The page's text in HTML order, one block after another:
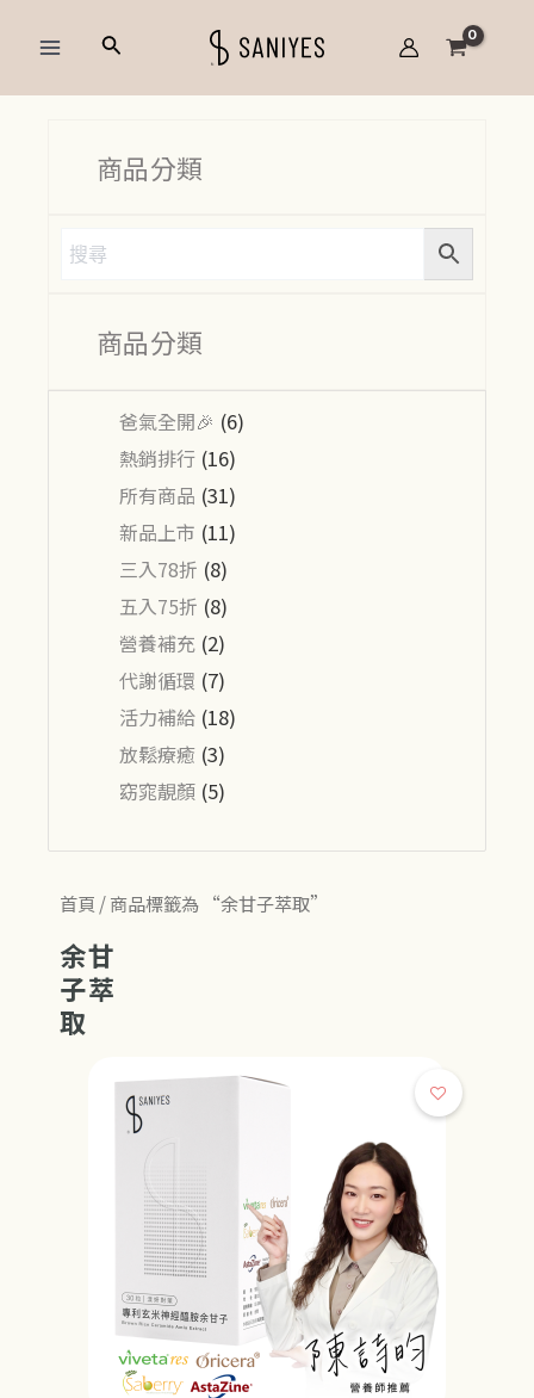
搜
商品分類
商品分類
爸氣全開🎉 (6)
熱銷排行 (16)
所有商品 (31)
新品上市 (11)
三入78折 (8)
五入75折 (8)
營養補充 (2)
代謝循環 (7)
活力補給 (18)
放鬆療癒 (3)
窈窕靚顏 (5)
首頁 / 商品標籤為 “余甘子萃取”
余甘
子萃
取